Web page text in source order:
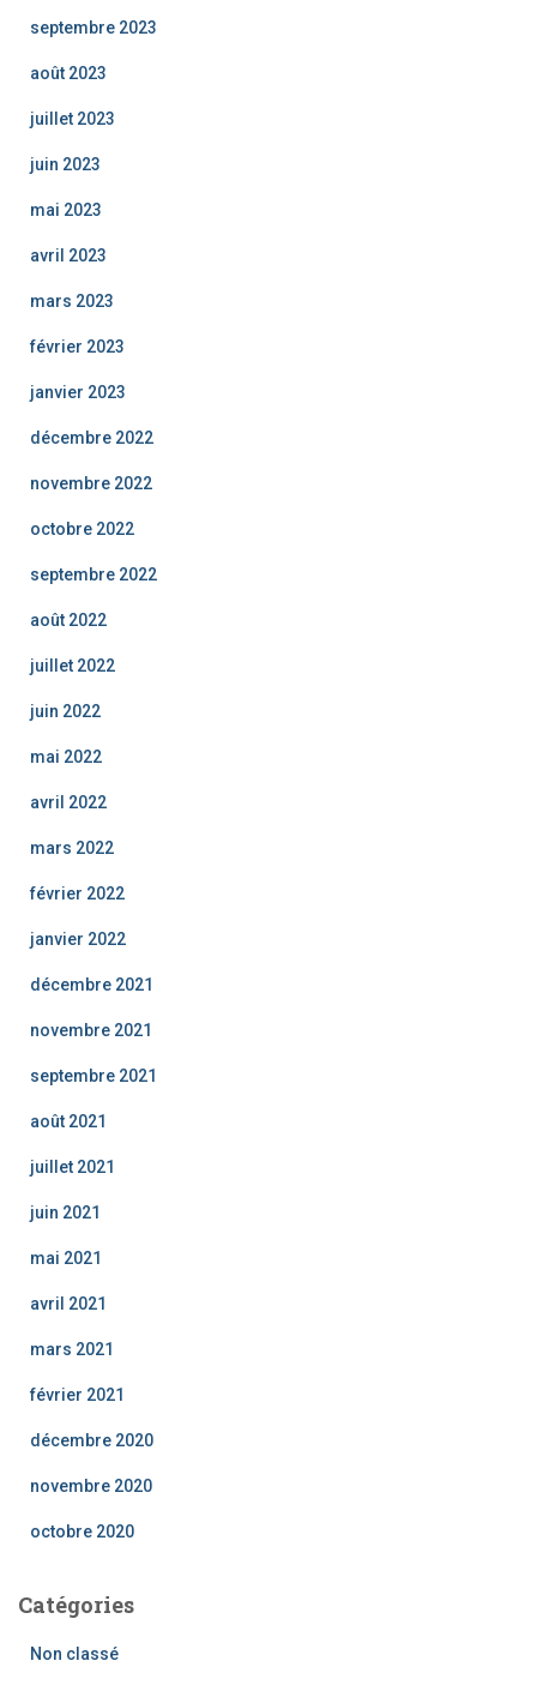
septembre 2023
août 2023
juillet 2023
juin 2023
mai 2023
avril 2023
mars 2023
février 2023
janvier 2023
décembre 2022
novembre 2022
octobre 2022
septembre 2022
août 2022
juillet 2022
juin 2022
mai 2022
avril 2022
mars 2022
février 2022
janvier 2022
décembre 2021
novembre 2021
septembre 2021
août 2021
juillet 2021
juin 2021
mai 2021
avril 2021
mars 2021
février 2021
décembre 2020
novembre 2020
octobre 2020
Catégories
Non classé